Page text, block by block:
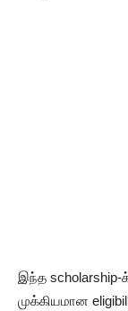
இந்த
முக்கியமான